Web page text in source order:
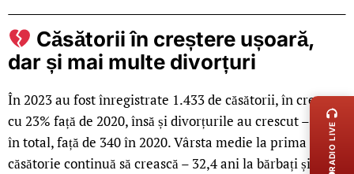
Căsătorii în creștere ușoară,
dar și mai multe divorțuri
În 2023 au fost înregistrate 1.433 de căsătorii, în creștere
cu 23% față de 2020, însă și divorțurile au crescut – 411
în total, față de 340 în 2020. Vârsta medie la prima
căsătorie continuă să crească – 32,4 ani la bărbați și 29 de
RADIO LIVE